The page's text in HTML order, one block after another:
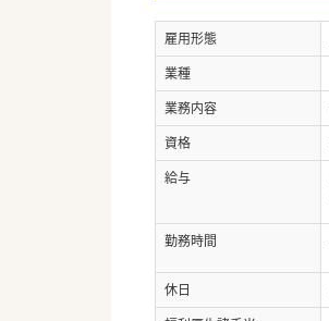
雇用形態
業種
業務内容
資格
給与
勤務時間
休日